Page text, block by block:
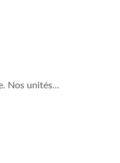
Nos unités...